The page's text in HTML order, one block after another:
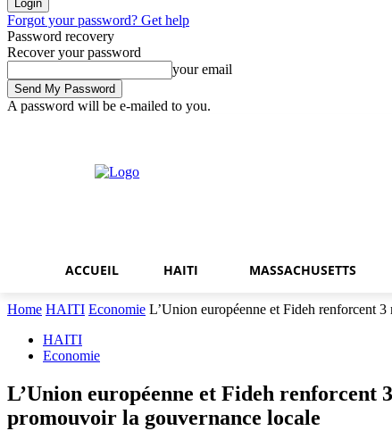
Forgot your password? Get help
Password recovery
Recover your password
your email
A password will be e-mailed to you.
ACCUEIL HAITI MASSACHUSETTS
Home HAITI Economie L’Union européenne et Fideh renforcent
HAITI
Economie
L’Union européenne et Fideh renforcent
promouvoir la gouvernance locale